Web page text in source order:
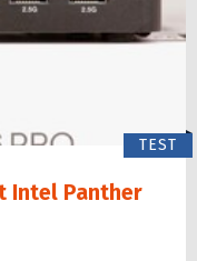
TEST
Intel Panther